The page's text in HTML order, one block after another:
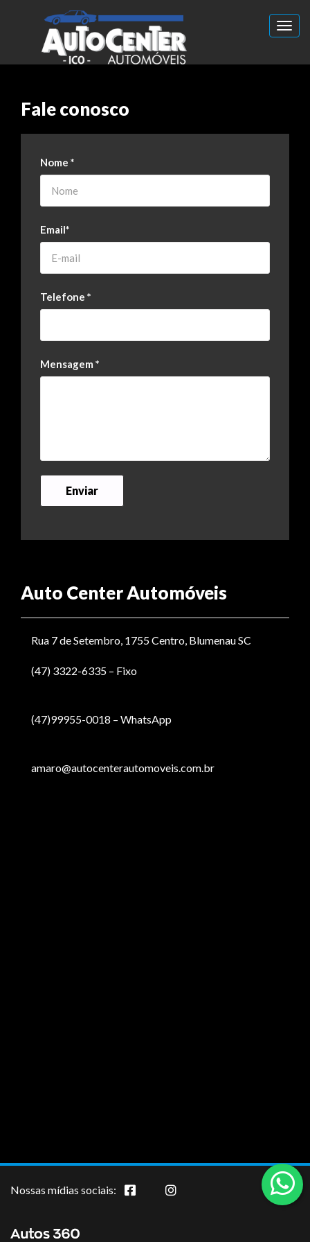
Fale conosco
Nome *
Email*
Telefone *
Mensagem *
Auto Center Automóveis
Rua 7 de Setembro, 1755 Centro, Blumenau SC
(47) 3322-6335 – Fixo
(47)99955-0018 – WhatsApp
amaro@autocenterautomoveis.com.br
Nossas mídias sociais: